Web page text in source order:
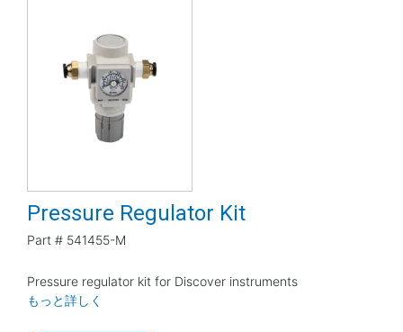
Pressure Regulator Kit
Part # 541455-M
Pressure regulator kit for Discover instruments
もっと詳しく